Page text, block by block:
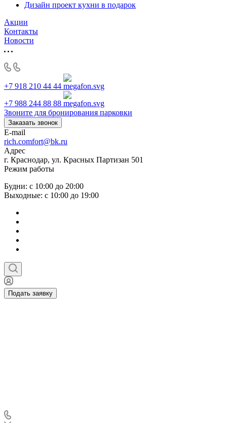
Дизайн проект кухни в подарок
Акции
Контакты
Новости
+7 918 210 44 44
+7 988 244 88 88
Звоните для бронирования парковки
Заказать звонок
E-mail
rich.comfort@bk.ru
Адрес
г. Краснодар, ул. Красных Партизан 501
Режим работы
Будни: с 10:00 до 20:00
Выходные: с 10:00 до 19:00
Подать заявку